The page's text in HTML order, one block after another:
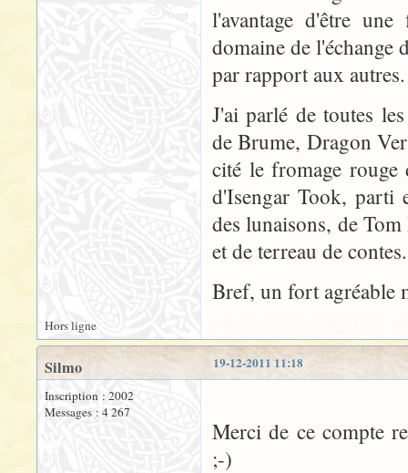
l'avantage d'être
domaine de l'échange
par rapport aux
J'ai parlé de toutes
de Brume, Dragon
cité le fromage rouge
d'Isengar Took, parti
des lunaisons, de
et de terreau de contes.
Bref, un fort agréable
Hors ligne
19-12-2011 11:18
Silmo
Inscription : 2002
Messages : 4 267
Merci de ce compte
;-)